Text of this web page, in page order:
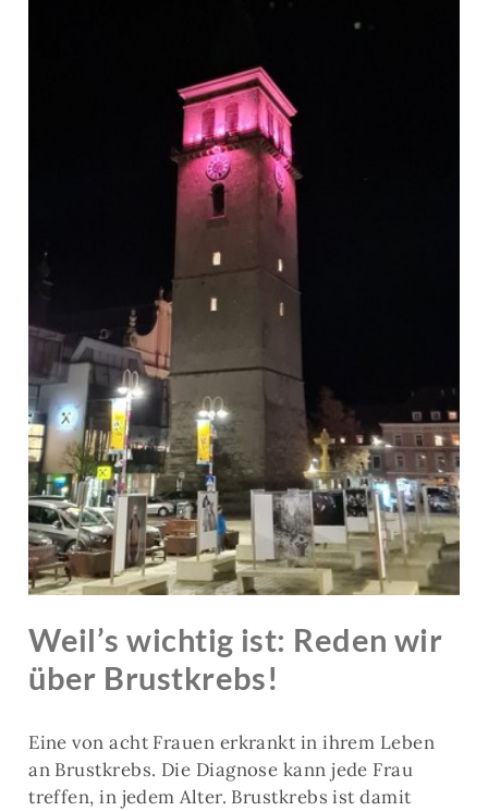
Weil’s wichtig ist: Reden wir
über Brustkrebs!
Eine von acht Frauen erkrankt in ihrem Leben
an Brustkrebs. Die Diagnose kann jede Frau
treffen, in jedem Alter. Brustkrebs ist damit